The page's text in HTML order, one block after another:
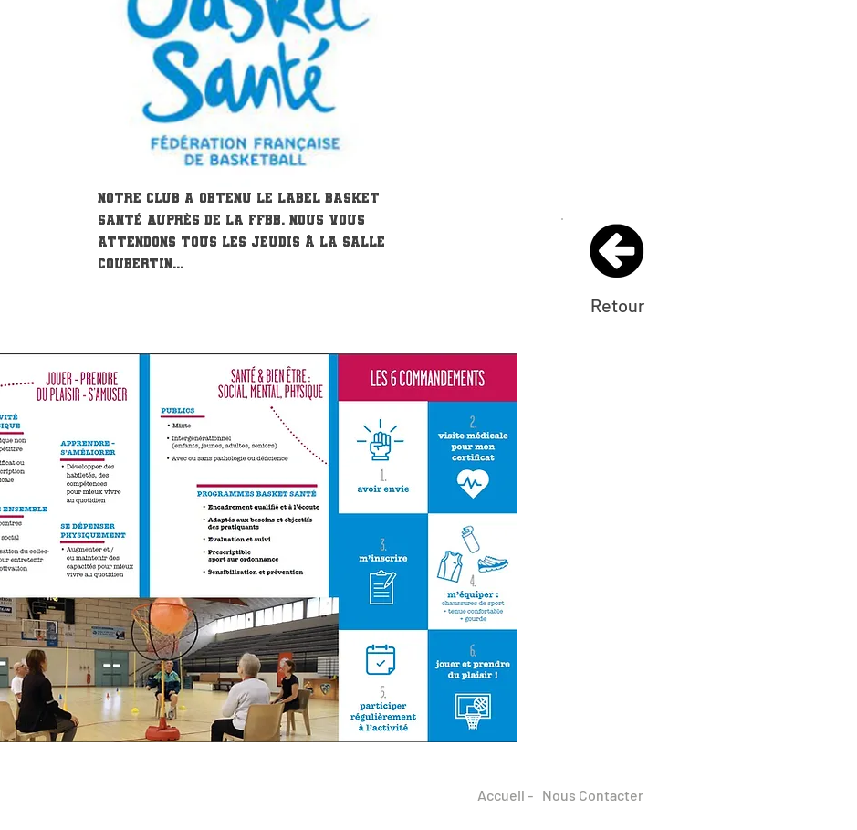
Notre club a obtenu le label Basket
santé auprès de la FFBB. Nous vous
attendons tous les jeudis à la salle
Coubertin...
Retour
Accueil - Nous Contacter